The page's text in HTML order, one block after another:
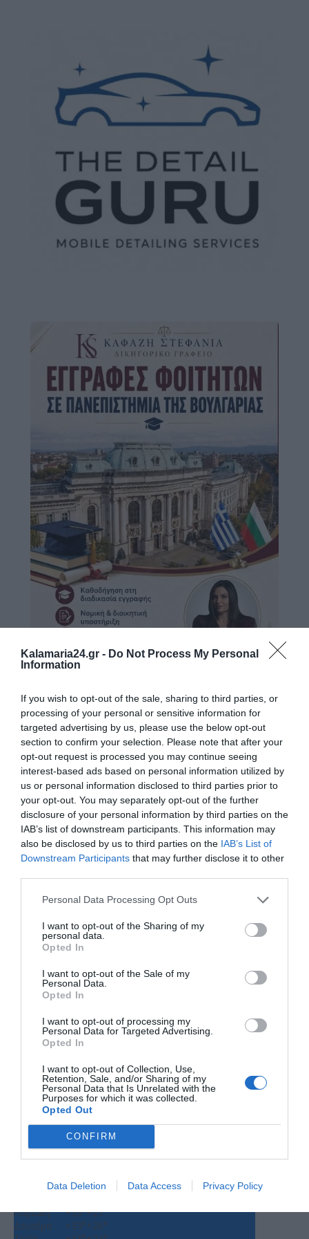
Kalamaria24.gr - Do Not Process My Personal
Information
If you wish to opt-out of the sale, sharing to third parties, or
processing of your personal or sensitive information for
targeted advertising by us, please use the below opt-out
section to confirm your selection. Please note that after your
opt-out request is processed you may continue seeing
interest-based ads based on personal information utilized by
us or personal information disclosed to third parties prior to
your opt-out. You may separately opt-out of the further
disclosure of your personal information by third parties on the
IAB’s list of downstream participants. This information may
also be disclosed by us to third parties on the IAB’s List of
Downstream Participants that may further disclose it to other
Personal Data Processing Opt Outs
I want to opt-out of the Sharing of my
personal data.
Opted In
I want to opt-out of the Sale of my
Personal Data.
Opted In
I want to opt-out of processing my
Personal Data for Targeted Advertising.
Opted In
I want to opt-out of Collection, Use,
Retention, Sale, and/or Sharing of my
Personal Data that Is Unrelated with the
Purposes for which it was collected.
Opted Out
CONFIRM
Data Deletion Data Access Privacy Policy
Ο ΚΑΙΡΟΣ
Θεσσαλονίκη
Πέμπτη, 06
Παρασκευή+ 33°+27°
Κυριακή
+39°+27°
Δευτέρα
+33°+26°